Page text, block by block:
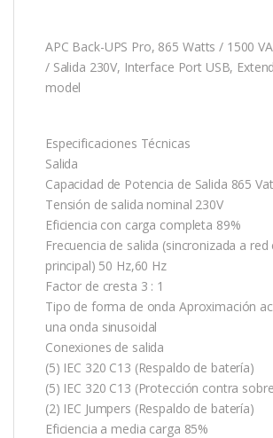
APC Back-UPS Pro, 865 Watts / 1500
/ Salida 230V, Interface Port USB,
model
Especificaciones Técnicas
Salida
Capacidad de Potencia de Salida 865
Tensión de salida nominal 230V
Eficiencia con carga completa 89%
Frecuencia de salida (sincronizada a red
principal) 50 Hz,60 Hz
Factor de cresta 3 : 1
Tipo de forma de onda Aproximación
una onda sinusoidal
Conexiones de salida
(5) IEC 320 C13 (Respaldo de batería)
(5) IEC 320 C13 (Protección contra
(2) IEC Jumpers (Respaldo de batería)
Eficiencia a media carga 85%